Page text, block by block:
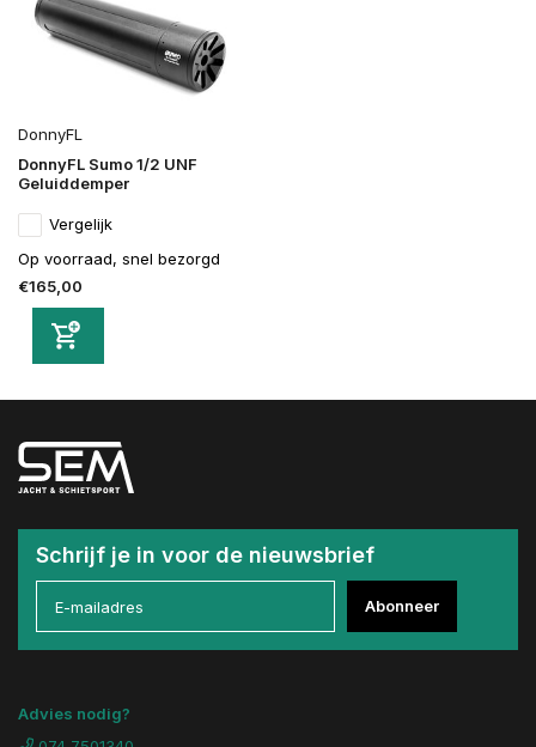
DonnyFL
DonnyFL Sumo 1/2 UNF
Geluiddemper
Vergelijk
Op voorraad, snel bezorgd
€165,00
Schrijf je in voor de nieuwsbrief
Abonneer
Advies nodig?